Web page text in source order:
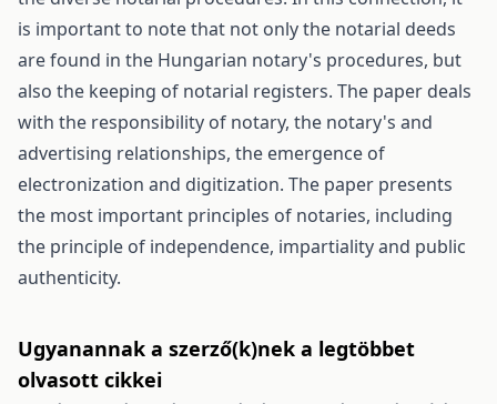
is important to note that not only the notarial deeds
are found in the Hungarian notary's procedures, but
also the keeping of notarial registers. The paper deals
with the responsibility of notary, the notary's and
advertising relationships, the emergence of
electronization and digitization. The paper presents
the most important principles of notaries, including
the principle of independence, impartiality and public
authenticity.
Ugyanannak a szerző(k)nek a legtöbbet
olvasott cikkei